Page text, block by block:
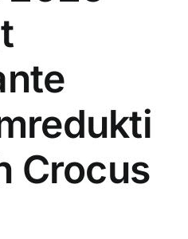
Crocus